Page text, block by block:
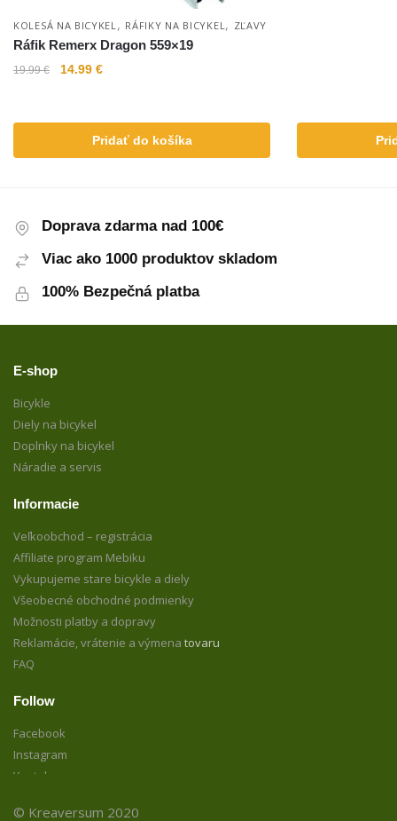
KOLESÁ NA BICYKEL , RÁFIKY NA BICYKEL , ZĽAVY
Ráfik Remerx Dragon 559×19
19.99€ 14.99 €
Pridať do košíka
Doprava zdarma nad 100€
Viac ako 1000 produktov skladom
100% Bezpečná platba
E-shop
Bicykle
Diely na bicykel
Doplnky na bicykel
Náradie a servis
Informacie
Veľkoobchod – registrácia
Affiliate program Mebiku
Vykupujeme stare bicykle a diely
Všeobecné obchodné podmienky
Možnosti platby a dopravy
Reklamácie, vrátenie a výmena tovaru
FAQ
Follow
Facebook
Instagram
Youtube
© Kreaversum 2020